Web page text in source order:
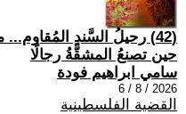
(42) رحيلُ السَّندِ
حين تصنعُ المشقَّةُ رجالًا
سامي ابراهيم فودة
2026 / 8 / 6
القضية الفلسطينية